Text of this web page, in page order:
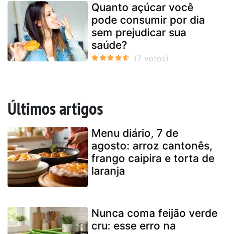
Quanto açúcar você
pode consumir por dia
sem prejudicar sua
saúde?
Últimos artigos
Menu diário, 7 de
agosto: arroz cantonês,
frango caipira e torta de
laranja
Nunca coma feijão verde
cru: esse erro na